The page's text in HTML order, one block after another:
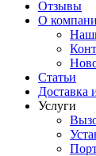
Отзывы
О
Статьи
Доставка
Услуги